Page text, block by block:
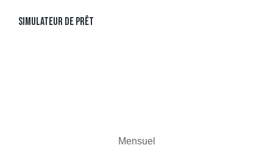
Simulateur De Prêt
Mensuel